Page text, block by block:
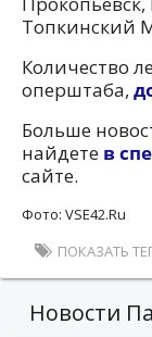
Топкинский
Количество
оперштаба,
Больше
найдете в
сайте.
Фото: VSE42.Ru
ПОКАЗАТЬ
Новости